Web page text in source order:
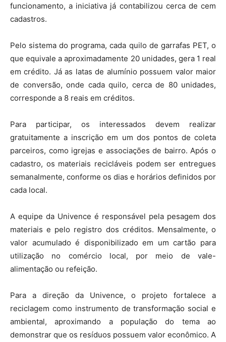
funcionamento, a iniciativa já contabilizou cerca de cem
cadastros.
Pelo sistema do programa, cada quilo de garrafas PET, o
que equivale a aproximadamente 20 unidades, gera 1 real
em crédito. Já as latas de alumínio possuem valor maior
de conversão, onde cada quilo, cerca de 80 unidades,
corresponde a 8 reais em créditos.
Para participar, os interessados devem realizar
gratuitamente a inscrição em um dos pontos de coleta
parceiros, como igrejas e associações de bairro. Após o
cadastro, os materiais recicláveis podem ser entregues
semanalmente, conforme os dias e horários definidos por
cada local.
A equipe da Univence é responsável pela pesagem dos
materiais e pelo registro dos créditos. Mensalmente, o
valor acumulado é disponibilizado em um cartão para
utilização no comércio local, por meio de vale-
alimentação ou refeição.
Para a direção da Univence, o projeto fortalece a
reciclagem como instrumento de transformação social e
ambiental, aproximando a população do tema ao
demonstrar que os resíduos possuem valor econômico. A